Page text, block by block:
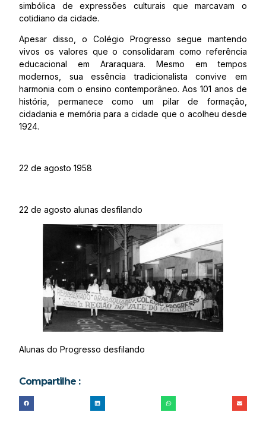
simbólica de expressões culturais que marcavam o
cotidiano da cidade.
Apesar disso, o Colégio Progresso segue mantendo
vivos os valores que o consolidaram como referência
educacional em Araraquara. Mesmo em tempos
modernos, sua essência tradicionalista convive em
harmonia com o ensino contemporâneo. Aos 101 anos de
história, permanece como um pilar de formação,
cidadania e memória para a cidade que o acolheu desde
1924.
22 de agosto 1958
22 de agosto alunas desfilando
Alunas do Progresso desfilando
Compartilhe :